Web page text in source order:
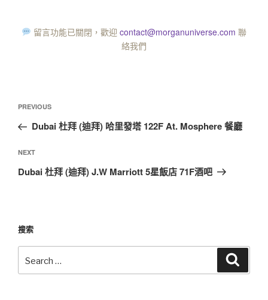
留言功能已關閉，歡迎 contact@morganuniverse.com 聯
絡我們
PREVIOUS
Dubai 杜拜 (迪拜) 哈里發塔 122F At. Mosphere 餐廳
NEXT
Dubai 杜拜 (迪拜) J.W Marriott 5星飯店 71F酒吧
搜索